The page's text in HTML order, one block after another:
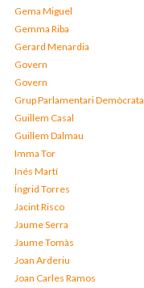
Gema Miguel
Gemma Riba
Gerard Menardia
Govern
Govern
Grup Parlamentari Demòcrata
Guillem Casal
Guillem Dalmau
Imma Tor
Inés Martí
Íngrid Torres
Jacint Risco
Jaume Serra
Jaume Tomàs
Joan Arderiu
Joan Carles Ramos